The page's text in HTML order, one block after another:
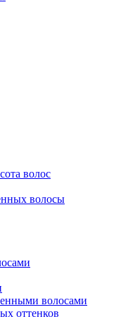
волос
волосы
волосами
оттенков